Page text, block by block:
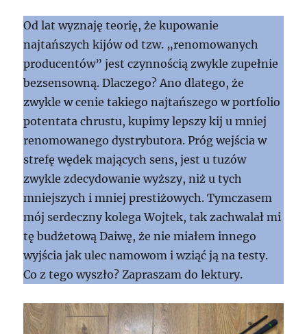
Od lat wyznaję teorię, że kupowanie
najtańszych kijów od tzw. „renomowanych
producentów” jest czynnością zwykle zupełnie
bezsensowną. Dlaczego? Ano dlatego, że
zwykle w cenie takiego najtańszego w portfolio
potentata chrustu, kupimy lepszy kij u mniej
renomowanego dystrybutora. Próg wejścia w
strefę wędek mających sens, jest u tuzów
zwykle zdecydowanie wyższy, niż u tych
mniejszych i mniej prestiżowych. Tymczasem
mój serdeczny kolega Wojtek, tak zachwalał mi
tę budżetową Daiwę, że nie miałem innego
wyjścia jak ulec namowom i wziąć ją na testy.
Co z tego wyszło? Zapraszam do lektury.